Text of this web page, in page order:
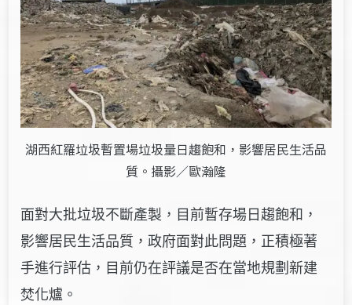
湖西紅羅垃圾暫置場垃圾量日趨飽和，影響居民生活品
質。攝影／歐瀚隆
面對大批垃圾不斷產製，目前暫存場日趨飽和，
影響居民生活品質，政府面對此問題，正積極著
手進行評估， 目前仍在評議是否在當地規劃新建
焚化爐。